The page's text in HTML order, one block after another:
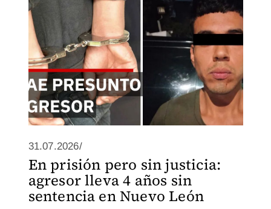
31.07.2026/
En prisión pero sin justicia:
agresor lleva 4 años sin
sentencia en Nuevo León